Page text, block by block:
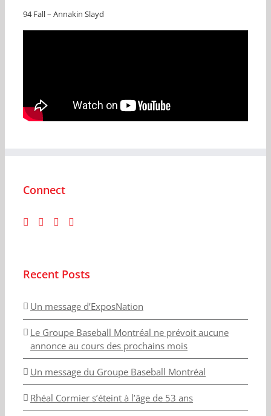
94 Fall – Annakin Slayd
Connect
Recent Posts
Un message d’ExposNation
Le Groupe Baseball Montréal ne prévoit aucune
annonce au cours des prochains mois
Un message du Groupe Baseball Montréal
Rhéal Cormier s’éteint à l’âge de 53 ans